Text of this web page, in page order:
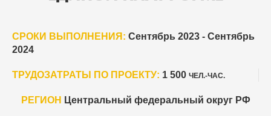
СРОКИ ВЫПОЛНЕНИЯ: Сентябрь 2023 - Сентябрь
2024
ТРУДОЗАТРАТЫ ПО ПРОЕКТУ: 1 500 ЧЕЛ.-ЧАС.
РЕГИОН Центральный федеральный округ РФ